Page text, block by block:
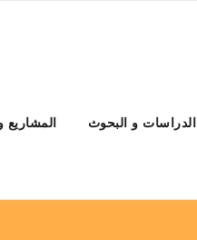
المشاريع الدراسات و البحوث